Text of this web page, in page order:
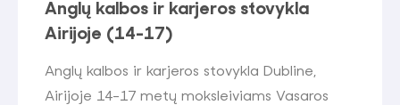
Anglų kalbos ir karjeros stovykla
Airijoje (14-17)
Anglų kalbos ir karjeros stovykla Dubline,
Airijoje 14-17 metų moksleiviams Vasaros